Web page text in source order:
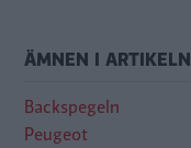
ÄMNEN I ARTIKELN
Backspegeln
Peugeot